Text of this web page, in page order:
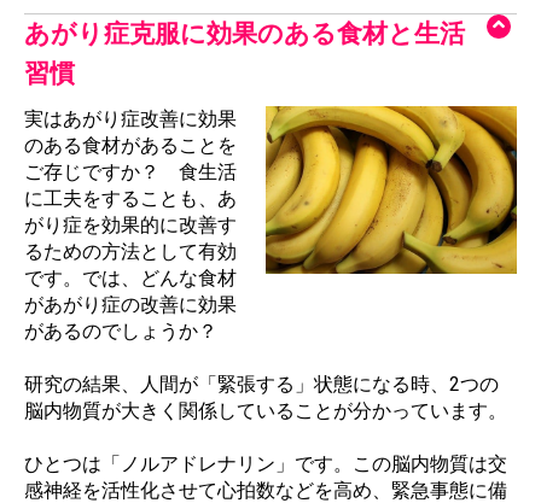
あがり症克服に効果のある食材と生活
習慣
実はあがり症改善に効果
のある食材があることを
ご存じですか？ 食生活
に工夫をすることも、あ
がり症を効果的に改善す
るための方法として有効
です。では、どんな食材
があがり症の改善に効果
があるのでしょうか？
研究の結果、人間が「緊張する」状態になる時、2つの
脳内物質が大きく関係していることが分かっています。
ひとつは「ノルアドレナリン」です。この脳内物質は交
感神経を活性化させて心拍数などを高め、緊急事態に備